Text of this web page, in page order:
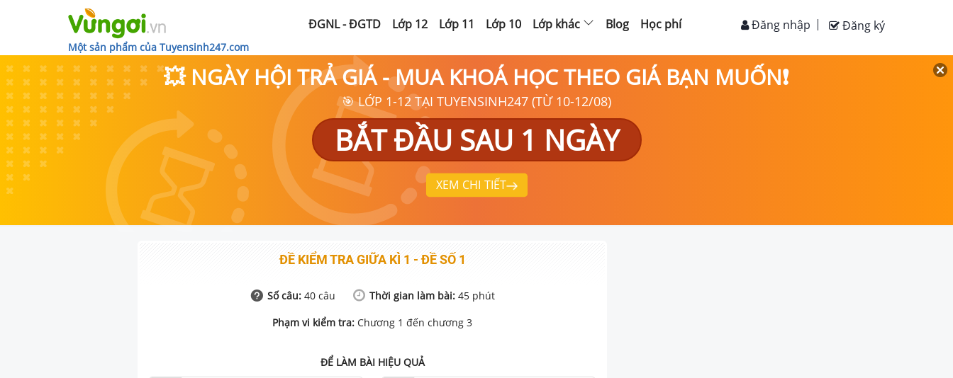
Một sản phẩm của Tuyensinh247.com
ĐGNL - ĐGTD Lớp 12 Lớp 11 Lớp 10 Lớp khác Blog Học phí Đăng ký
Đăng nhập
💥 NGÀY HỘI TRẢ GIÁ - MUA KHOÁ HỌC THEO GIÁ BẠN MUỐN❗
🎯 LỚP 1-12 TẠI TUYENSINH247 (TỪ 10-12/08)
BẮT ĐẦU SAU 1 NGÀY
XEM CHI TIẾT
ĐỀ KIỂM TRA GIỮA KÌ 1 - ĐỀ SỐ 1
Số câu: 40câu Thời gian làm bài: 45phút
Phạm vi kiểm tra: Chương 1 đến chương 3
ĐỂ LÀM BÀI HIỆU QUẢ